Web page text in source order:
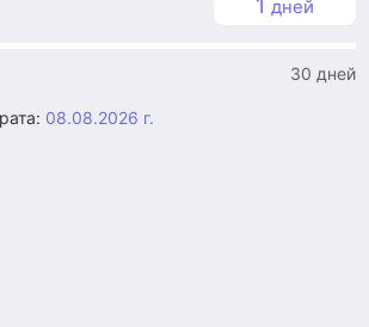
дней
30 дней
08.08.2026 г.